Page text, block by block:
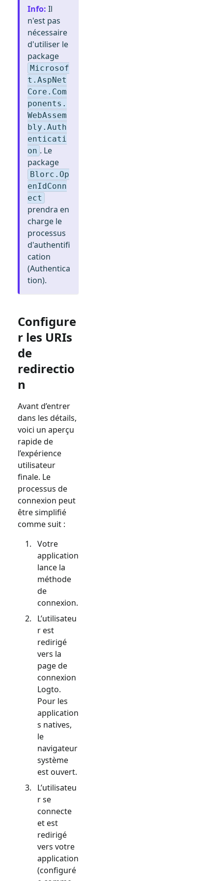
Info: Il
n'est pas
nécessaire
d'utiliser le
package
Microsof
t.AspNet
Core.Com
ponents.
WebAssem
bly.Auth
enticati
on . Le
package
Blorc.Op
enIdConn
ect
prendra en
charge le
processus
d'authentifi
cation
(Authentica
tion).
Configure
r les URIs
de
redirectio
n
Avant d’entrer
dans les détails,
voici un aperçu
rapide de
l’expérience
utilisateur
finale. Le
processus de
connexion peut
être simplifié
comme suit :
Votre
application
lance la
méthode
de
connexion.
L’utilisateu
r est
redirigé
vers la
page de
connexion
Logto.
Pour les
application
s natives,
le
navigateur
système
est ouvert.
L’utilisateu
r se
connecte
et est
redirigé
vers votre
application
(configuré